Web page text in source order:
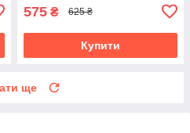
575 ₴ 625 ₴
Купити
ще